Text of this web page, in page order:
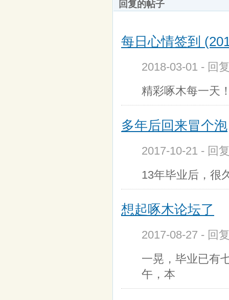
回复的帖子
每日心情签到
2018-03-01 - 回
精彩啄木每一天
多年后回来冒个泡
2017-10-21 - 回
13年毕业后，很
想起啄木论坛了
2017-08-27 - 回
一晃，毕业已有
午，本